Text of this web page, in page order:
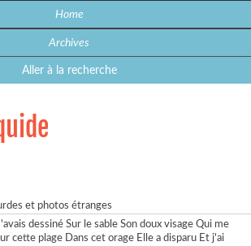
Home
Archives
Aller à la recherche
et photos étranges
dessiné Sur le sable Son doux visage Qui me
cette plage Dans cet orage Elle a disparu Et j'ai